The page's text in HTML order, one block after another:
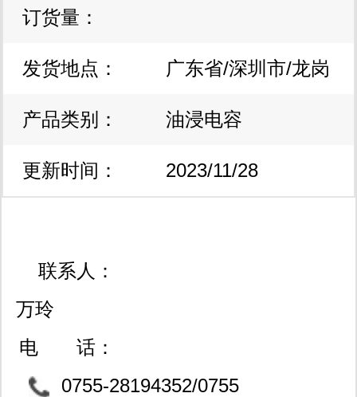
试、定制化生产、批量分包生产；
式电子制造服务。 线束加工和pcba智
造业务请联系： 李小姐 18660577318
yamy@buyelec.netqq:2850707132
器
订货量：
发货地点： 广东省/深圳市/龙岗
区
产品类别： 油浸电容
更新时间： 2023/11/28
联系人：
万玲
电 话：
0755-28194352/0755